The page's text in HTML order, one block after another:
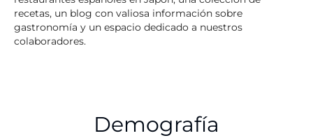
recetas, un blog con valiosa información sobre
gastronomía y un espacio dedicado a nuestros
colaboradores.
Demografía